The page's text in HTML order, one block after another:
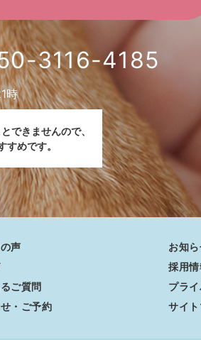
3116-4185
時
できませんので、
めです。
声
ご質問
・ご予約
お知
採用情
プラ
サイ